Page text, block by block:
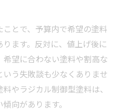
とで、予算内で希望の塗料
ます。反対に、値上げ後に
望に合わない塗料や割高な
う失敗談も少なくありませ
やラジカル制御型塗料は、
向があります。